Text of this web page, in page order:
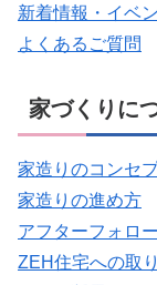
新着情報・イベ
よくあるご質問
家づくりに
家造りのコンセ
家造りの進め方
アフターフォロー
ZEH住宅への取